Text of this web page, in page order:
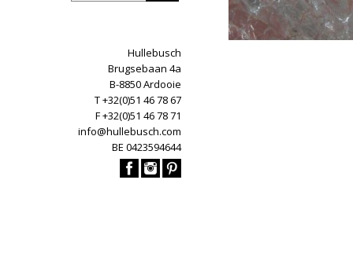
Hullebusch
Brugsebaan 4a
B-8850 Ardooie
T +32(0)51 46 78 67
F +32(0)51 46 78 71
info@hullebusch.com
BE 0423594644